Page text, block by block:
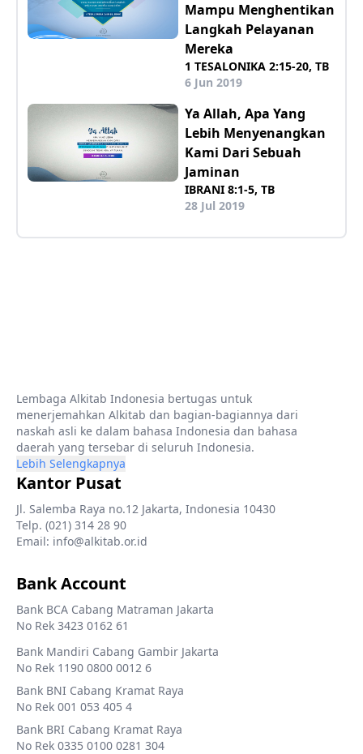
Mampu Menghentikan
Langkah Pelayanan
Mereka
1 TESALONIKA 2:15-20, TB
6 Jun 2019
Ya Allah, Apa Yang
Lebih Menyenangkan
Kami Dari Sebuah
Jaminan
IBRANI 8:1-5, TB
28 Jul 2019
Lembaga Alkitab Indonesia bertugas untuk
menerjemahkan Alkitab dan bagian-bagiannya dari
naskah asli ke dalam bahasa Indonesia dan bahasa
daerah yang tersebar di seluruh Indonesia.
Lebih Selengkapnya
Kantor Pusat
Jl. Salemba Raya no.12 Jakarta, Indonesia 10430
Telp. (021) 314 28 90
Email: info@alkitab.or.id
Bank Account
Bank BCA Cabang Matraman Jakarta
No Rek 3423 0162 61
Bank Mandiri Cabang Gambir Jakarta
No Rek 1190 0800 0012 6
Bank BNI Cabang Kramat Raya
No Rek 001 053 405 4
Bank BRI Cabang Kramat Raya
No Rek 0335 0100 0281 304